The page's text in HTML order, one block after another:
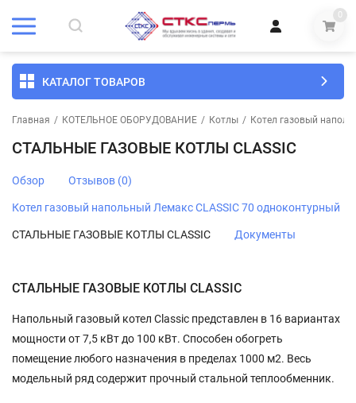
0
КАТАЛОГ ТОВАРОВ
Главная / КОТЕЛЬНОЕ ОБОРУДОВАНИЕ / Котлы / Котел газовый
СТАЛЬНЫЕ ГАЗОВЫЕ КОТЛЫ CLASSIC
Обзор Отзывов (0)
Котел газовый напольный Лемакс CLASSIC 70 одноконтурный
СТАЛЬНЫЕ ГАЗОВЫЕ КОТЛЫ CLASSIC Документы
СТАЛЬНЫЕ ГАЗОВЫЕ КОТЛЫ CLASSIC
Напольный газовый котел Classic представлен в 16 вариантах
мощности от 7,5 кВт до 100 кВт. Способен обогреть
помещение любого назначения в пределах 1000 м2. Весь
модельный ряд содержит прочный стальной теплообменник.